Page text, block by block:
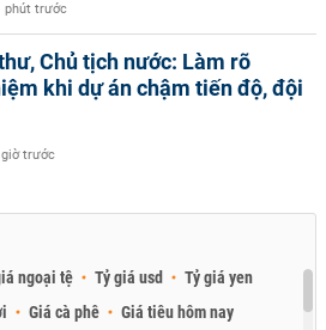
phút trước
Chủ tịch nước: Làm rõ
khi dự án chậm tiến độ, đội
trước
ngoại tệ Tỷ giá usd
Tỷ giá yen
Giá cà phê Giá tiêu hôm nay